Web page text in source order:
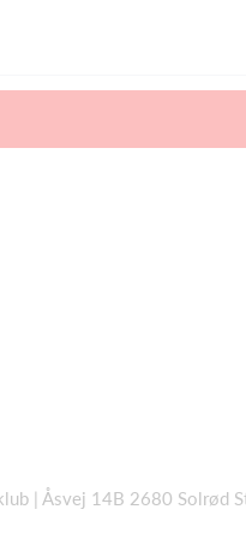
| Åsvej 14B 2680 Solrød